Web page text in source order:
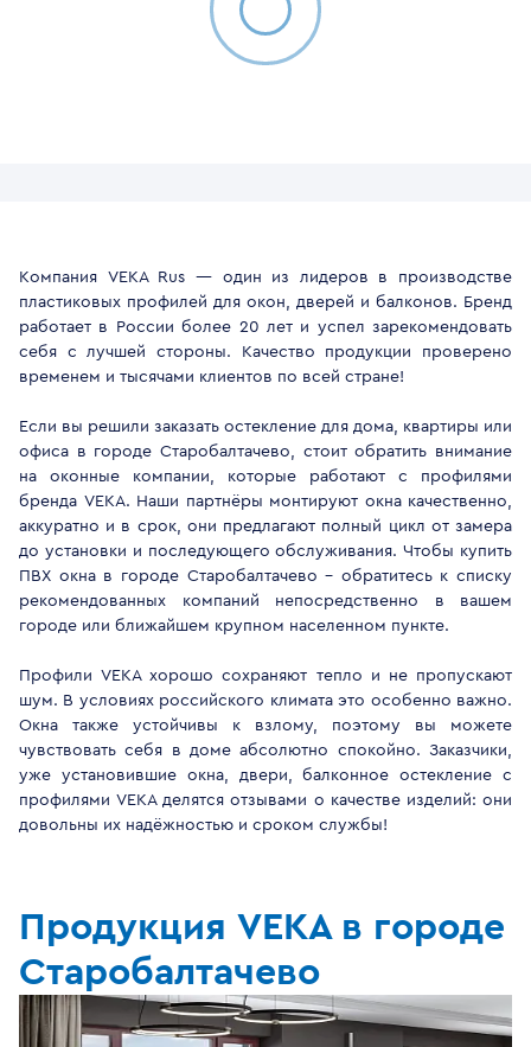
Компания VEKA Rus — один из лидеров в производстве
пластиковых профилей для окон, дверей и балконов. Бренд
работает в России более 20 лет и успел зарекомендовать
себя с лучшей стороны. Качество продукции проверено
временем и тысячами клиентов по всей стране!
Если вы решили заказать остекление для дома, квартиры или
офиса в городе Старобалтачево, стоит обратить внимание
на оконные компании, которые работают с профилями
бренда VEKA. Наши партнёры монтируют окна качественно,
аккуратно и в срок, они предлагают полный цикл от замера
до установки и последующего обслуживания. Чтобы купить
ПВХ окна в городе Старобалтачево - обратитесь к списку
рекомендованных компаний непосредственно в вашем
городе или ближайшем крупном населенном пункте.
Профили VEKA хорошо сохраняют тепло и не пропускают
шум. В условиях российского климата это особенно важно.
Окна также устойчивы к взлому, поэтому вы можете
чувствовать себя в доме абсолютно спокойно. Заказчики,
уже установившие окна, двери, балконное остекление с
профилями VEKA делятся отзывами о качестве изделий: они
довольны их надёжностью и сроком службы!
Продукция VEKA в городе
Старобалтачево